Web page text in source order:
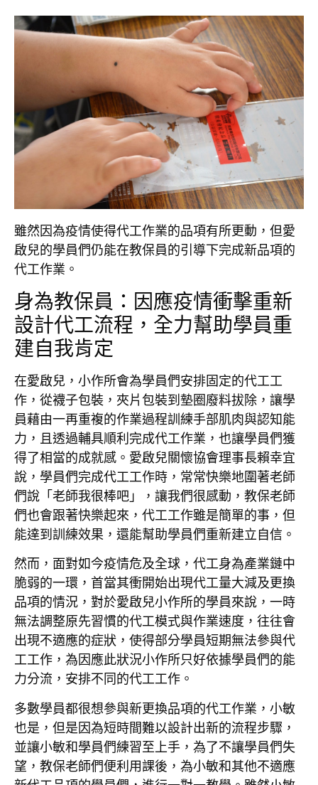
雖然因為疫情使得代工作業的品項有所更動，但愛
啟兒的學員們仍能在教保員的引導下完成新品項的
代工作業。
身為教保員：因應疫情衝擊重新
設計代工流程，全力幫助學員重
建自我肯定
在愛啟兒，小作所會為學員們安排固定的代工工
作，從襪子包裝，夾片包裝到墊圈廢料拔除，讓學
員藉由一再重複的作業過程訓練手部肌肉與認知能
力，且透過輔具順利完成代工作業，也讓學員們獲
得了相當的成就感。愛啟兒關懷協會理事長賴幸宜
說，學員們完成代工工作時，常常快樂地圍著老師
們說「老師我很棒吧」，讓我們很感動，教保老師
們也會跟著快樂起來，代工工作雖是簡單的事，但
能達到訓練效果，還能幫助學員們重新建立自信。
然而，面對如今疫情危及全球，代工身為產業鏈中
脆弱的一環，首當其衝開始出現代工量大減及更換
品項的情況，對於愛啟兒小作所的學員來說，一時
無法調整原先習慣的代工模式與作業速度，往往會
出現不適應的症狀，使得部分學員短期無法參與代
工工作，為因應此狀況小作所只好依據學員們的能
力分流，安排不同的代工工作。
多數學員都很想參與新更換品項的代工作業，小敏
也是，但是因為短時間難以設計出新的流程步驟，
並讓小敏和學員們練習至上手，為了不讓學員們失
望，教保老師們便利用課後，為小敏和其他不適應